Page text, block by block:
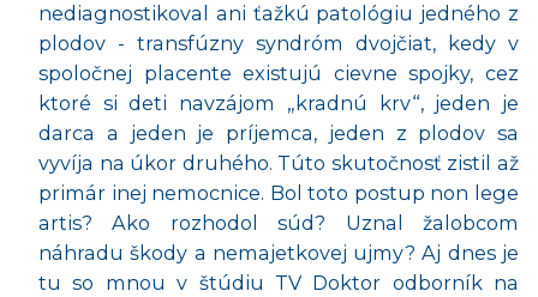
nediagnostikoval ani ťažkú patológiu jedného z
plodov - transfúzny syndróm dvojčiat, kedy v
spoločnej placente existujú cievne spojky, cez
ktoré si deti navzájom „kradnú krv“, jeden je
darca a jeden je príjemca, jeden z plodov sa
vyvíja na úkor druhého. Túto skutočnosť zistil až
primár inej nemocnice. Bol toto postup non lege
artis? Ako rozhodol súd? Uznal žalobcom
náhradu škody a nemajetkovej ujmy? Aj dnes je
tu so mnou v štúdiu TV Doktor odborník na